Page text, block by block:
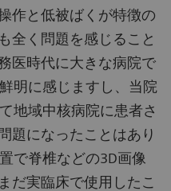
作と低被ばくが特徴の
全く問題を感じること
医時代に大きな病院で
明に感じますし、当院
地域中核病院に患者さ
題になったことはあり
で脊椎などの3D画像
だ実臨床で使用したこ